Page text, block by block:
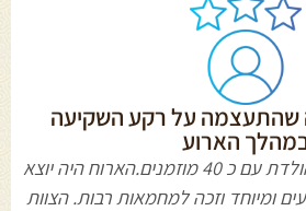
שהתעצמה על רקע השקיעה
הארוע
חגגנו בבית אוצרין יום הולדת עם כ 40 מוזמנים.הארוח היה יוצא
ומיוחד וזכה למחמאות רבות. הצוות